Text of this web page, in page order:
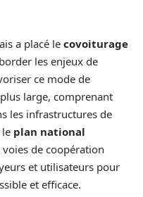
a placé le covoiturage
les enjeux de
ce mode de
large, comprenant
les infrastructures de
plan national
de coopération
et utilisateurs pour
et efficace.